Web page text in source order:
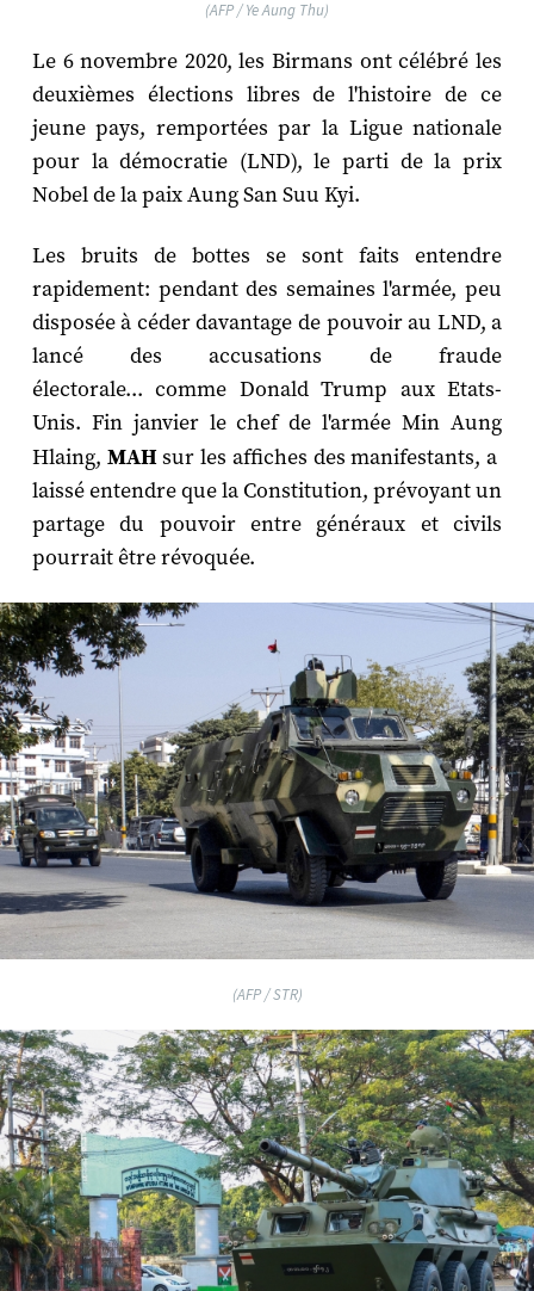
(AFP / Ye Aung Thu)
Le 6 novembre 2020, les Birmans ont célébré les
deuxièmes élections libres de l'histoire de ce
jeune pays, remportées par la Ligue nationale
pour la démocratie (LND), le parti de la prix
Nobel de la paix Aung San Suu Kyi.
Les bruits de bottes se sont faits entendre
rapidement: pendant des semaines l'armée, peu
disposée à céder davantage de pouvoir au LND, a
lancé des accusations de fraude
électorale... comme Donald Trump aux Etats-
Unis. Fin janvier le chef de l'armée Min Aung
Hlaing, MAHsur les affiches des manifestants, a
laissé entendre que la Constitution, prévoyant un
partage du pouvoir entre généraux et civils
pourrait être révoquée.
(AFP / STR)